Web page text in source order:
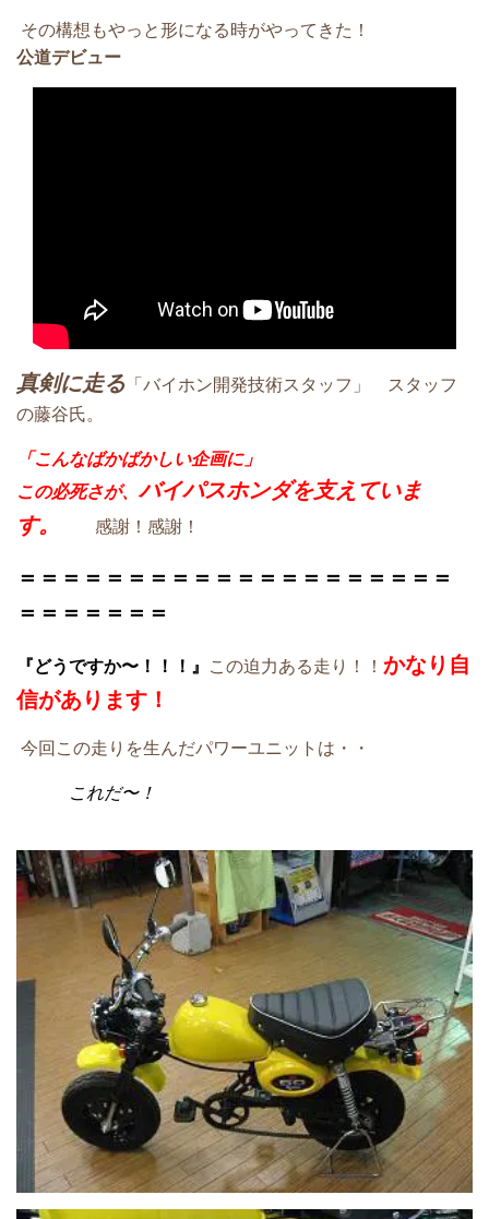
その構想もやっと形になる時がやってきた！
公道デビュー
真剣に走る 「バイホン開発技術スタッフ」 スタッフ
の藤谷氏。
「こんなばかばかしい企画に」
この必死さが、 バイパスホンダを支えていま
す。
感謝！感謝！
＝＝＝＝＝＝＝＝＝＝＝＝＝＝＝＝＝＝＝＝
＝＝＝＝＝＝＝
『どうですか〜！！！』 この迫力ある走り！！ かなり自
信があります！
今回この走りを生んだパワーユニットは・・
これだ〜！